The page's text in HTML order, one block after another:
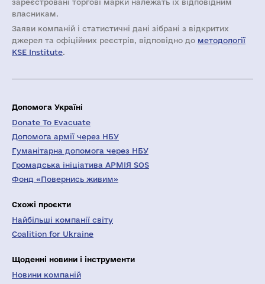
зареєстровані торгові марки належать їх відповідним
власникам.
Заяви компаній i статистичні дані зібрані з відкритих
джерел та офіційних реєстрів, відповідно до методології
KSE Institute.
Допомога Україні
Donate To Evacuate
Допомога армії через НБУ
Гуманітарна допомога через НБУ
Громадська ініціатива АРМІЯ SOS
Фонд «Повернись живим»
Схожі проєкти
Найбільші компанії світу
Coalition for Ukraine
Щоденні новини і інструменти
Новини компаній